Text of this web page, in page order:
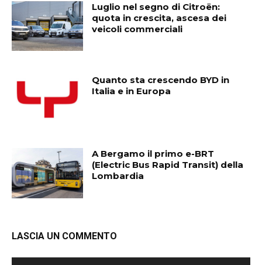
Luglio nel segno di Citroën:
quota in crescita, ascesa dei
veicoli commerciali
Quanto sta crescendo BYD in
Italia e in Europa
A Bergamo il primo e-BRT
(Electric Bus Rapid Transit) della
Lombardia
LASCIA UN COMMENTO